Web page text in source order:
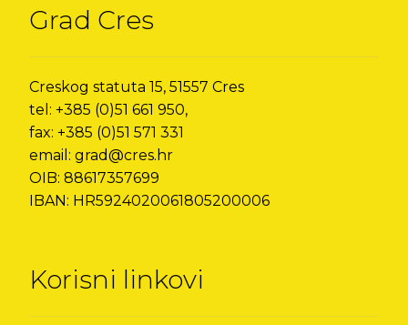
Grad Cres
Creskog statuta 15, 51557 Cres
tel: +385 (0)51 661 950,
fax: +385 (0)51 571 331
email: grad@cres.hr
OIB: 88617357699
IBAN: HR5924020061805200006
Korisni linkovi